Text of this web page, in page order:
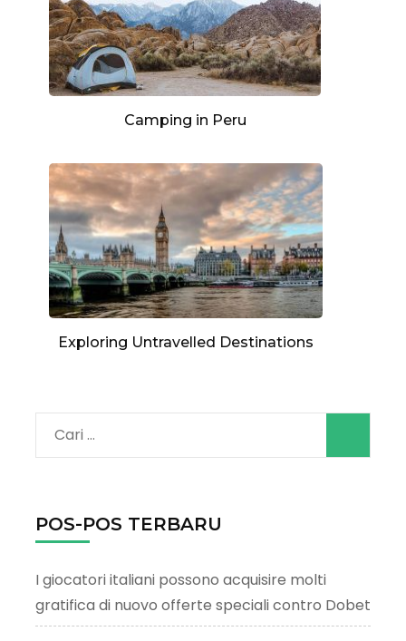
Camping in Peru
Exploring Untravelled Destinations
Cari
untuk:
POS-POS TERBARU
I giocatori italiani possono acquisire molti
gratifica di nuovo offerte speciali contro Dobet